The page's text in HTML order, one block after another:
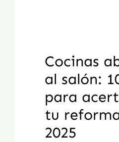
Cocinas
al salón:
para
tu
2025